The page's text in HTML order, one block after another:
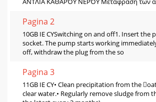
Pagina 2
10GB IE CYSwitching on and off1. Insert the
socket. The pump starts working
off, withdraw the plug from the so
Pagina 3
11GB IE CY• Clean precipitation from the
clear water.• Regularly remove sludge from